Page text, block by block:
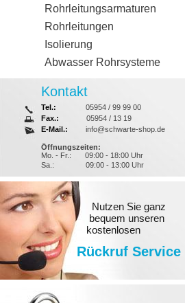
Rohrleitungsarmaturen
Rohrleitungen
Isolierung
Abwasser Rohrsysteme
Kontakt
Tel.:
05954 / 99 99 00
Fax.:
05954 / 13 19
E-Mail.:
info@schwarte-shop.de
Öffnungszeiten:
Mo. - Fr.:
09:00 - 18:00 Uhr
Sa.:
09:00 - 13:00 Uhr
Nutzen Sie ganz
bequem unseren
kostenlosen
Rückruf Service